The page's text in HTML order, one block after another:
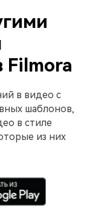
Filmora
в видео с
шаблонов,
в стиле
из них